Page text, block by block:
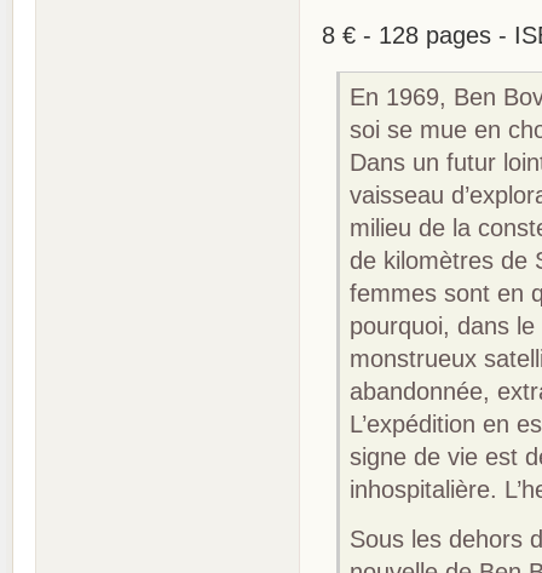
8 € - 128 pages -
En 1969, Ben
soi se mue en
Dans un futur
vaisseau
milieu de la
de kilomètres de
femmes sont en
pourquoi, dans
monstrueux
abandonnée,
L’expédition en
signe de vie est
inhospitalière.
Sous les dehors